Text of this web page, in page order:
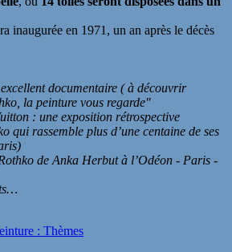
inaugurée en 1971, un an après le décès
documentaire ( à découvrir
la peinture vous regarde"
: une exposition rétrospective
qui rassemble plus d’une centaine de ses
de Anka Herbut à l’Odéon - Paris -
: Thèmes